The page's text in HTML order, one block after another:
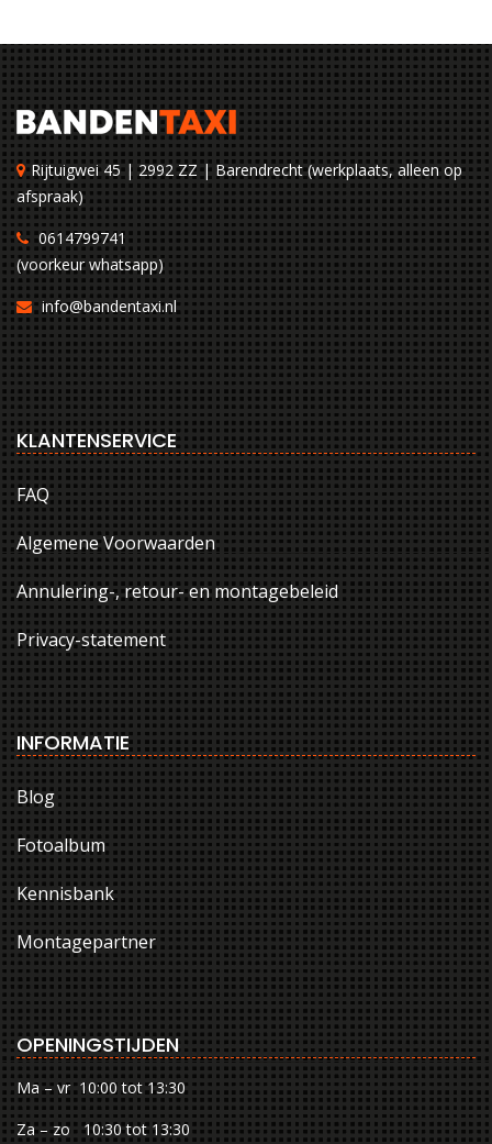
Rijtuigwei 45 | 2992 ZZ | Barendrecht (werkplaats, alleen op
afspraak)
0614799741
(voorkeur whatsapp)
info@bandentaxi.nl
KLANTENSERVICE
FAQ
Algemene Voorwaarden
Annulering-, retour- en montagebeleid
Privacy-statement
INFORMATIE
Blog
Fotoalbum
Kennisbank
Montagepartner
OPENINGSTIJDEN
Ma – vr 10:00 tot 13:30
Za – zo 10:30 tot 13:30